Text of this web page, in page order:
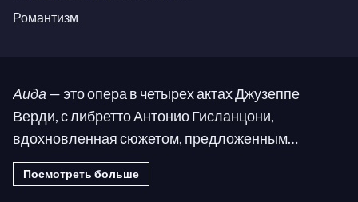
Романтизм
Аида — это опера в четырех актах Джузеппе
Верди, с либретто Антонио Гисланцони,
вдохновленная сюжетом, предложенным
французским археологом Огюстом Мариеттом.
Произведение было заказано Верди египетским
Посмотреть больше